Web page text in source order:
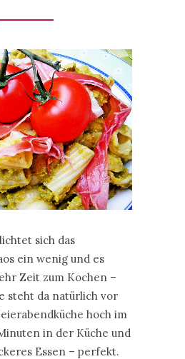
sich das
ein wenig und es
Zeit zum Kochen –
steht da natürlich vor
hoch im
in der Küche und
Essen – perfekt.